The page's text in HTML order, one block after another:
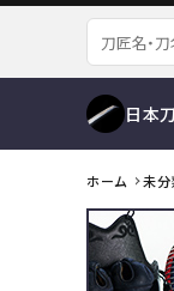
日本刀
刀
目貫
ホーム 未分